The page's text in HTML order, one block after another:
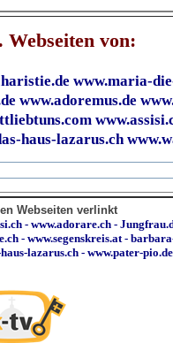
Webseiten von:
www.maria-
www.adoremus.de
haus-lazarus.ch
Webseiten verlinkt
- www.adorare.ch -
- www.segenskreis.at-
lazarus.ch - www.pater-pio.de